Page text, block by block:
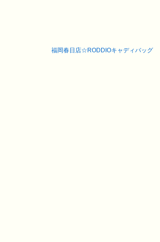
福岡春日店☆RODDIOキャディバッグ